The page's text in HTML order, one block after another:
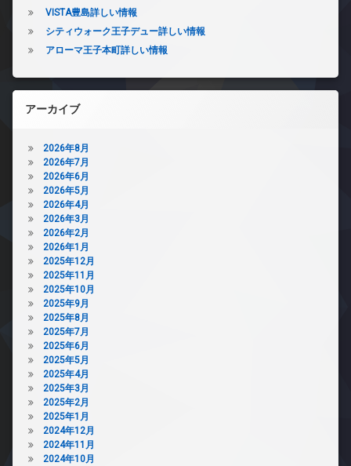
VISTA豊島詳しい情報
シティウォーク王子デュー詳しい情報
アローマ王子本町詳しい情報
アーカイブ
2026年8月
2026年7月
2026年6月
2026年5月
2026年4月
2026年3月
2026年2月
2026年1月
2025年12月
2025年11月
2025年10月
2025年9月
2025年8月
2025年7月
2025年6月
2025年5月
2025年4月
2025年3月
2025年2月
2025年1月
2024年12月
2024年11月
2024年10月